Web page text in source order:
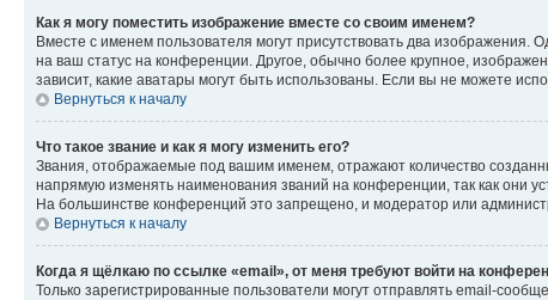
Как я могу поместить изображение вместе со своим именем?
Вместе с именем пользователя могут присутствовать два изображения.
на ваш статус на конференции. Другое, обычно более крупное,
зависит, какие аватары могут быть использованы. Если вы не можете
Вернуться к началу
Что такое звание и как я могу изменить его?
Звания, отображаемые под вашим именем, отражают количество
напрямую изменять наименования званий на конференции, так как они
На большинстве конференций это запрещено, и модератор или
Вернуться к началу
Когда я щёлкаю по ссылке «email», от меня требуют войти на
Только зарегистрированные пользователи могут отправлять email-